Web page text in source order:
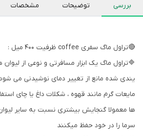
بررسی توضیحات مشخصات
🔴تراول ماگ سفری coffee ظرفیت 400 میل :
🔷تراول ماگ یک ابزار مسافرتی و نوعی از
یندی شده مانع از تغییر دمای نوشیدنی می
مایعات گرم مانند قهوه ، شکلات داغ یا چای
ها معمولا گنجایش بیشتری نسبت به سایر
سرما را در خود حفظ میکنند